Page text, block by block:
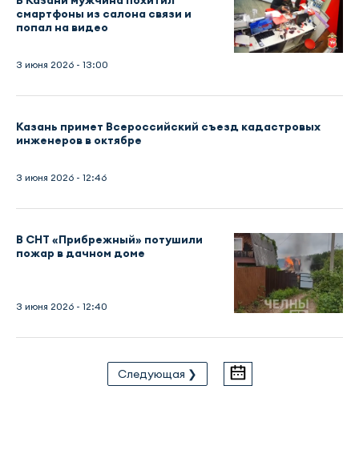
смартфоны из салона связи и
попал на видео
3 июня 2026 - 13:00
Казань примет Всероссийский съезд кадастровых
инженеров в октябре
3 июня 2026 - 12:46
В СНТ «Прибрежный» потушили
пожар в дачном доме
3 июня 2026 - 12:40
Следующая ❯